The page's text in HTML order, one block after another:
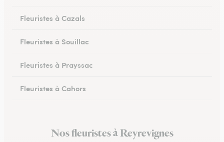
Fleuristes à Cazals
Fleuristes à Souillac
Fleuristes à Prayssac
Fleuristes à Cahors
Fleuristes à Lacapelle-Marival
Nos fleuristes à Reyrevignes